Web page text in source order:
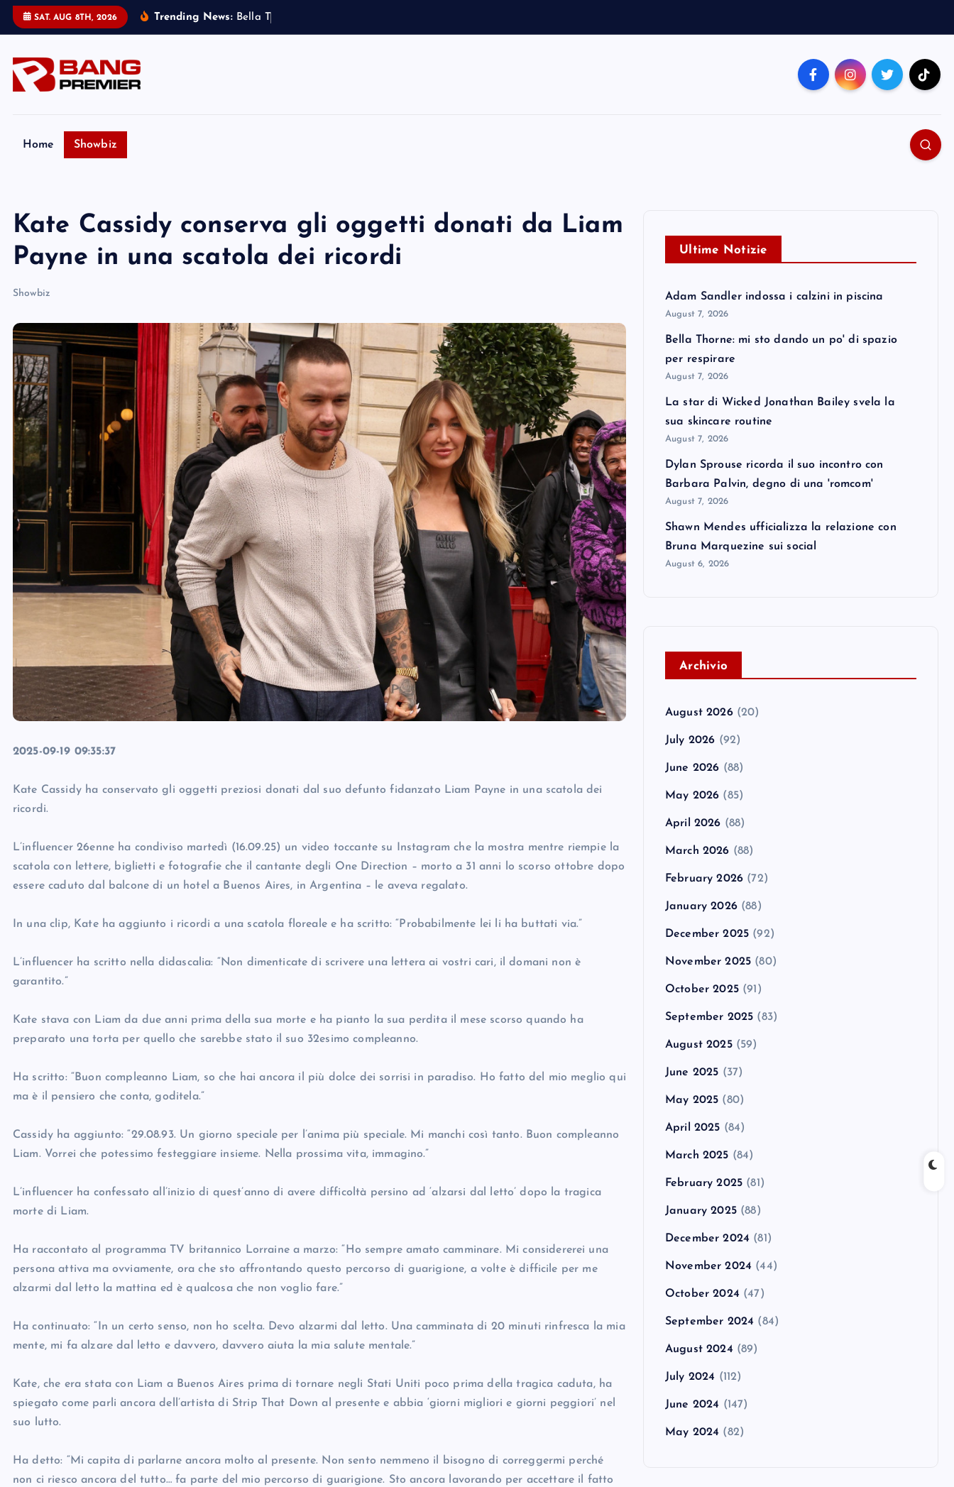
SAT. AUG 8TH, 2026 Trending News: Be a T
Home Showbiz
Kate Cassidy conserva gli oggetti donati da Liam
Payne in una scatola dei ricordi
Showbiz
2025-09-19 09:35:37
Kate Cassidy ha conservato gli oggetti preziosi donati dal suo defunto fidanzato Liam Payne in una scatola dei
ricordi.
L’influencer 26enne ha condiviso martedì (16.09.25) un video toccante su Instagram che la mostra mentre riempie la
scatola con lettere, biglietti e fotografie che il cantante degli One Direction – morto a 31 anni lo scorso ottobre dopo
essere caduto dal balcone di un hotel a Buenos Aires, in Argentina – le aveva regalato.
In una clip, Kate ha aggiunto i ricordi a una scatola floreale e ha scritto: “Probabilmente lei li ha buttati via.”
L’influencer ha scritto nella didascalia: “Non dimenticate di scrivere una lettera ai vostri cari, il domani non è
garantito.”
Kate stava con Liam da due anni prima della sua morte e ha pianto la sua perdita il mese scorso quando ha
preparato una torta per quello che sarebbe stato il suo 32esimo compleanno.
Ha scritto: “Buon compleanno Liam, so che hai ancora il più dolce dei sorrisi in paradiso. Ho fatto del mio meglio qui
ma è il pensiero che conta, goditela.”
Cassidy ha aggiunto: “29.08.93. Un giorno speciale per l’anima più speciale. Mi manchi così tanto. Buon compleanno
Liam. Vorrei che potessimo festeggiare insieme. Nella prossima vita, immagino.”
L’influencer ha confessato all’inizio di quest’anno di avere difficoltà persino ad ‘alzarsi dal letto’ dopo la tragica
morte di Liam.
Ha raccontato al programma TV britannico Lorraine a marzo: “Ho sempre amato camminare. Mi considererei una
persona attiva ma ovviamente, ora che sto affrontando questo percorso di guarigione, a volte è difficile per me
alzarmi dal letto la mattina ed è qualcosa che non voglio fare.”
Ha continuato: “In un certo senso, non ho scelta. Devo alzarmi dal letto. Una camminata di 20 minuti rinfresca la mia
mente, mi fa alzare dal letto e davvero, davvero aiuta la mia salute mentale.”
Kate, che era stata con Liam a Buenos Aires prima di tornare negli Stati Uniti poco prima della tragica caduta, ha
spiegato come parli ancora dell’artista di Strip That Down al presente e abbia ‘giorni migliori e giorni peggiori’ nel
suo lutto.
Ha detto: “Mi capita di parlarne ancora molto al presente. Non sento nemmeno il bisogno di correggermi perché
non ci riesco ancora del tutto… fa parte del mio percorso di guarigione. Sto ancora lavorando per accettare il fatto
Ultime Notizie
Adam Sandler indossa i calzini in piscina
August 7, 2026
Bella Thorne: mi sto dando un po' di spazio
per respirare
August 7, 2026
La star di Wicked Jonathan Bailey svela la
sua skincare routine
August 7, 2026
Dylan Sprouse ricorda il suo incontro con
Barbara Palvin, degno di una 'romcom'
August 7, 2026
Shawn Mendes ufficializza la relazione con
Bruna Marquezine sui social
August 6, 2026
Archivio
August 2026(20)
July 2026 (92)
June 2026 (88)
May 2026 (85)
April 2026 (88)
March 2026 (88)
February 2026 (72)
January 2026(88)
December 2025 (92)
November 2025 (80)
October 2025(91)
September 2025 (83)
August 2025(59)
June 2025 (37)
May 2025 (80)
April 2025 (84)
March 2025 (84)
February 2025 (81)
January 2025(88)
December 2024 (81)
November 2024 (44)
October 2024 (47)
September 2024 (84)
August 2024 (89)
July 2024 (112)
June 2024 (147)
May 2024 (82)